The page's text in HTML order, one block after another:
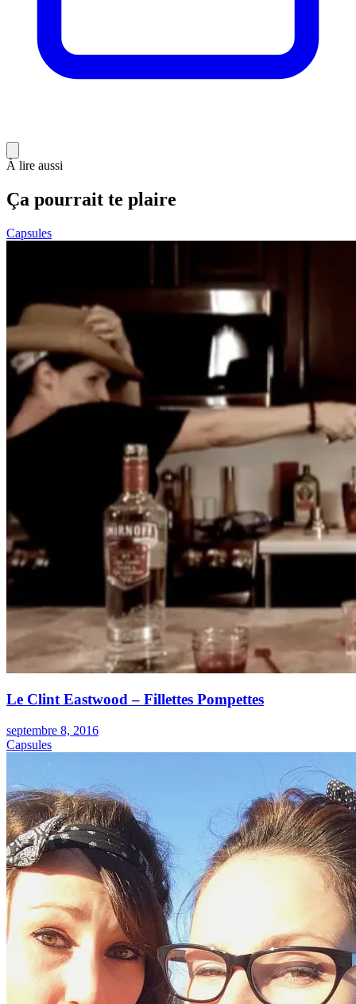
À lire aussi
Ça pourrait te plaire
Capsules
Le Clint Eastwood – Fillettes Pompettes
septembre 8, 2016
Capsules